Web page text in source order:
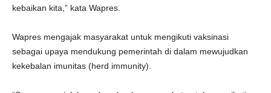
kebaikan kita,” kata Wapres.
Wapres mengajak masyarakat untuk mengikuti vaksinasi
sebagai upaya mendukung pemerintah di dalam mewujudkan
kekebalan imunitas (herd immunity).